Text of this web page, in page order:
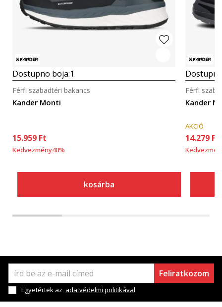
Dostupno boja:1
Kander Monti
Férfi szabadtéri bakancs
15.959 Ft
Kedvezmény40%
kosárba
Kander
Férfi
AKCIÓ
14.279 Ft
Feliratkozom
Egyetértek az adatvédelmi politikával